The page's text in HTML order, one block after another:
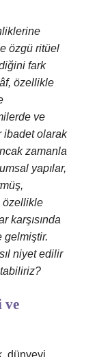
özgü ritüel
fark
özellikle
ve
ibadet olarak
zamanla
yapılar,
özellikle
karşısında
gelmiştir.
niyet edilir
ve
dünyevi